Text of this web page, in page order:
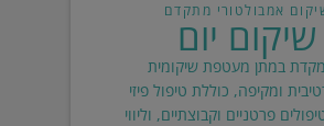
אמבולטורי מתקדם
שיקום יום
במתן מעטפת שיקומית
ומקיפה, כוללת טיפול פיזי
פרטניים וקבוצתיים, וליווי